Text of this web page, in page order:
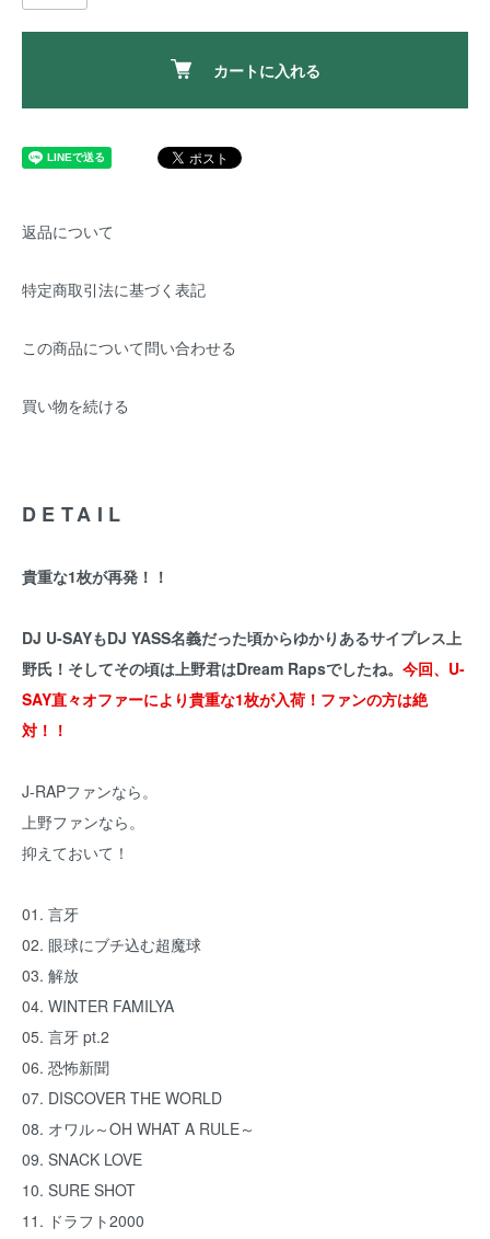
カートに入れる
返品について
特定商取引法に基づく表記
この商品について問い合わせる
買い物を続ける
DETAIL
貴重な1枚が再発！！
DJ U-SAYもDJ YASS名義だった頃からゆかりあるサイプレス上
野氏！そしてその頃は上野君はDream Rapsでしたね。 今回、U-
SAY直々オファーにより貴重な1枚が入荷！ファンの方は絶
対！！
J-RAPファンなら。
上野ファンなら。
抑えておいて！
01. 言牙
02. 眼球にブチ込む超魔球
03. 解放
04. WINTER FAMILYA
05. 言牙 pt.2
06. 恐怖新聞
07. DISCOVER THE WORLD
08. オワル～OH WHAT A RULE～
09. SNACK LOVE
10. SURE SHOT
11. ドラフト2000